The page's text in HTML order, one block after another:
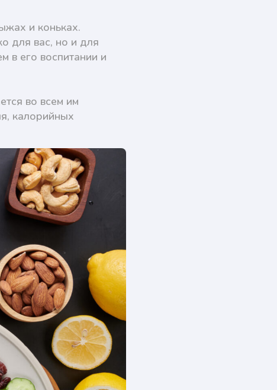
и коньках.
для вас, но и для
в его воспитании и
во всем им
калорийных